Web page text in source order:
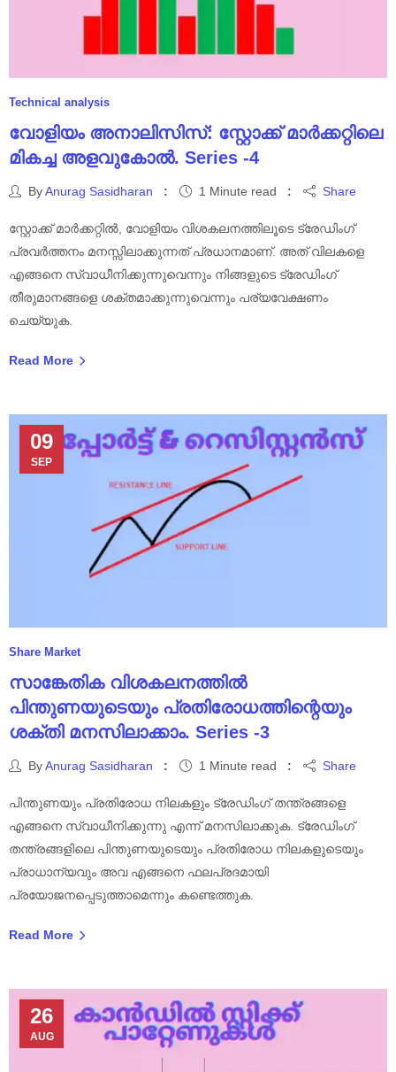
Technical analysis
വോളിയം അനാലിസിസ്: സ്റ്റോക്ക് മാർക്കറ്റിലെ
മികച്ച അളവുകോൽ. Series -4
ByAnurag Sasidharan 1 Minute read Share
സ്റ്റോക്ക് മാർക്കറ്റിൽ, വോളിയം വിശകലനത്തിലൂടെ ട്രേഡിംഗ്
പ്രവർത്തനം മനസ്സിലാക്കുന്നത് പ്രധാനമാണ്. അത് വിലകളെ
എങ്ങനെ സ്വാധീനിക്കുന്നുവെന്നും നിങ്ങളുടെ ട്രേഡിംഗ്
തീരുമാനങ്ങളെ ശക്തമാക്കുന്നുവെന്നും പര്യവേക്ഷണം
ചെയ്യുക.
Read More
09
SEP
Share Market
സാങ്കേതിക വിശകലനത്തിൽ
പിന്തുണയുടെയും പ്രതിരോധത്തിന്റെയും
ശക്തി മനസിലാക്കാം. Series -3
ByAnurag Sasidharan 1 Minute read Share
പിന്തുണയും പ്രതിരോധ നിലകളും ട്രേഡിംഗ് തന്ത്രങ്ങളെ
എങ്ങനെ സ്വാധീനിക്കുന്നു എന്ന് മനസിലാക്കുക. ട്രേഡിംഗ്
തന്ത്രങ്ങളിലെ പിന്തുണയുടെയും പ്രതിരോധ നിലകളുടെയും
പ്രാധാന്യവും അവ എങ്ങനെ ഫലപ്രദമായി
പ്രയോജനപ്പെടുത്താമെന്നും കണ്ടെത്തുക.
Read More
26
AUG